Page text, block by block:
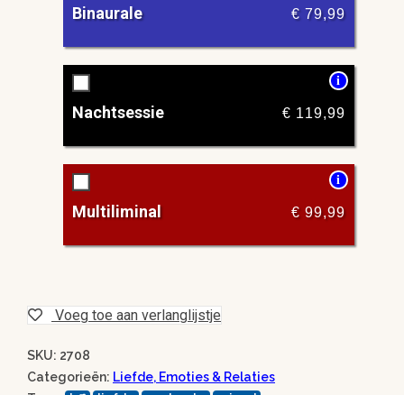
Binaurale € 79,99
i
Nachtsessie € 119,99
i
Multiliminal € 99,99
Voeg toe aan verlanglijstje
SKU: 2708
Categorieën: Liefde, Emoties & Relaties